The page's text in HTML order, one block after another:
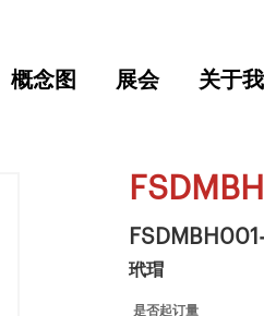
概念图 展会 关于
玳瑁
是否起订量